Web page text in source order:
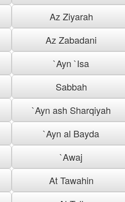
Az Ziyarah
Az Zabadani
`Ayn `Isa
Sabbah
`Ayn ash Sharqiyah
`Ayn al Bayda
`Awaj
At Tawahin